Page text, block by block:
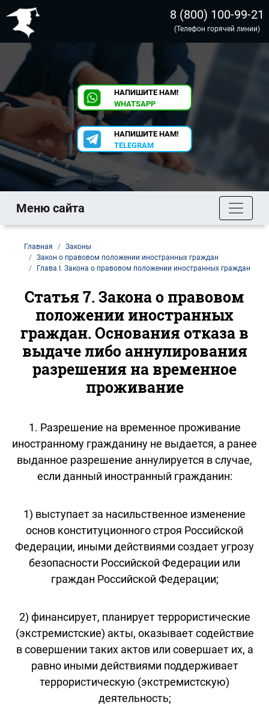
8 (800) 100-99-21
(Телефон горячей линии)
НАПИШИТЕ НАМ!
WHATSAPP
НАПИШИТЕ НАМ!
TELEGRAM
Меню сайта
Главная
Законы
Закон о правовом положении иностранных граждан
Глава I. Закона о правовом положении иностранных граждан
Статья 7. Закона о правовом
положении иностранных
граждан. Основания отказа в
выдаче либо аннулирования
разрешения на временное
проживание
1. Разрешение на временное проживание
иностранному гражданину не выдается, а ранее
выданное разрешение аннулируется в случае,
если данный иностранный гражданин:
1) выступает за насильственное изменение
основ конституционного строя Российской
Федерации, иными действиями создает угрозу
безопасности Российской Федерации или
граждан Российской Федерации;
2) финансирует, планирует террористические
(экстремистские) акты, оказывает содействие
в совершении таких актов или совершает их, а
равно иными действиями поддерживает
террористическую (экстремистскую)
деятельность;